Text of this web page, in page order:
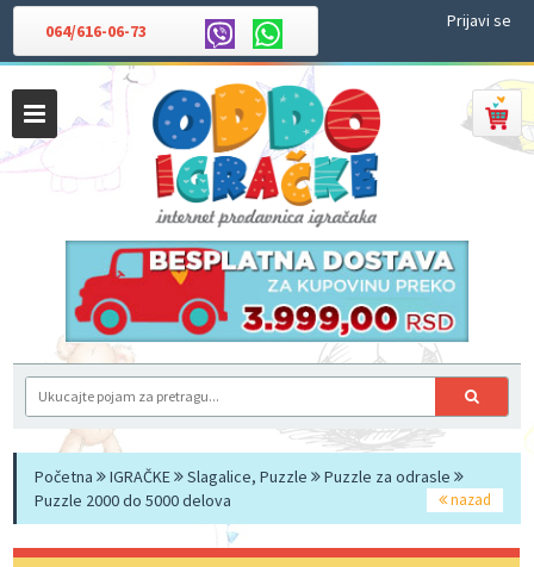
064/616-06-73 Prijavi se
Početna IGRAČKE Slagalice, Puzzle
Puzzle za odrasle
Puzzle 2000 do 5000 delova
nazad